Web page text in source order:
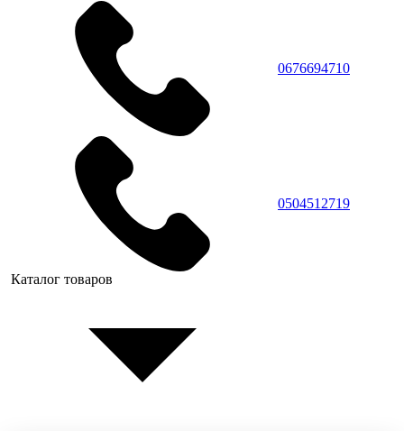
0676694710
0504512719
Каталог товаров